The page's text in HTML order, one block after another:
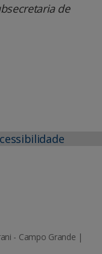
de
- Campo Grande |